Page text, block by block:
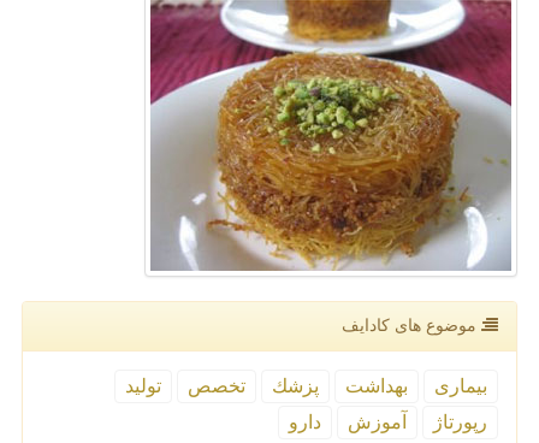
موضوع های كادایف
بیماری بهداشت پزشك تخصص
تولید
رپورتاژ
آموزش دارو